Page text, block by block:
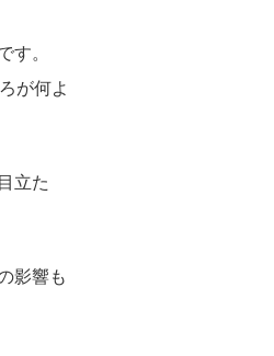
す。
が何よ
立た
影響も